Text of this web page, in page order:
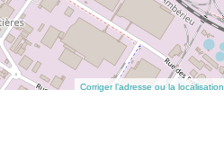
Corriger l’adresse ou la localisation